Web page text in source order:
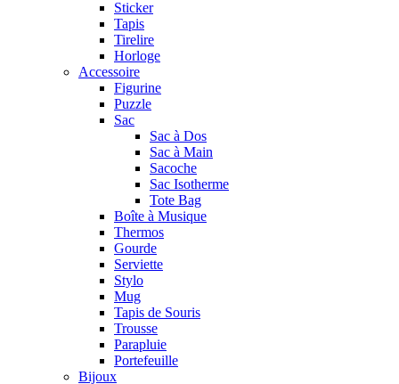
Sticker
Tapis
Tirelire
Horloge
Accessoire
Figurine
Puzzle
Sac
Sac à Dos
Sac à Main
Sacoche
Sac Isotherme
Tote Bag
Boîte à Musique
Thermos
Gourde
Serviette
Stylo
Mug
Tapis de Souris
Trousse
Parapluie
Portefeuille
Bijoux